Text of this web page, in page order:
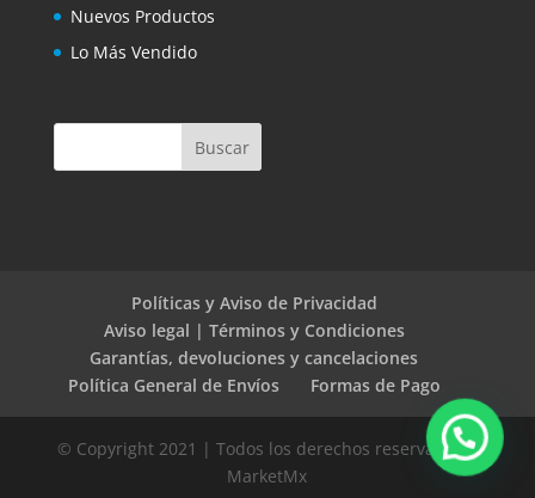
Nuevos Productos
Lo Más Vendido
Políticas y Aviso de Privacidad
Aviso legal | Términos y Condiciones
Garantías, devoluciones y cancelaciones
Política General de Envíos
Formas de Pago
© Copyright 2021 | Todos los derechos reservados |
MarketMx